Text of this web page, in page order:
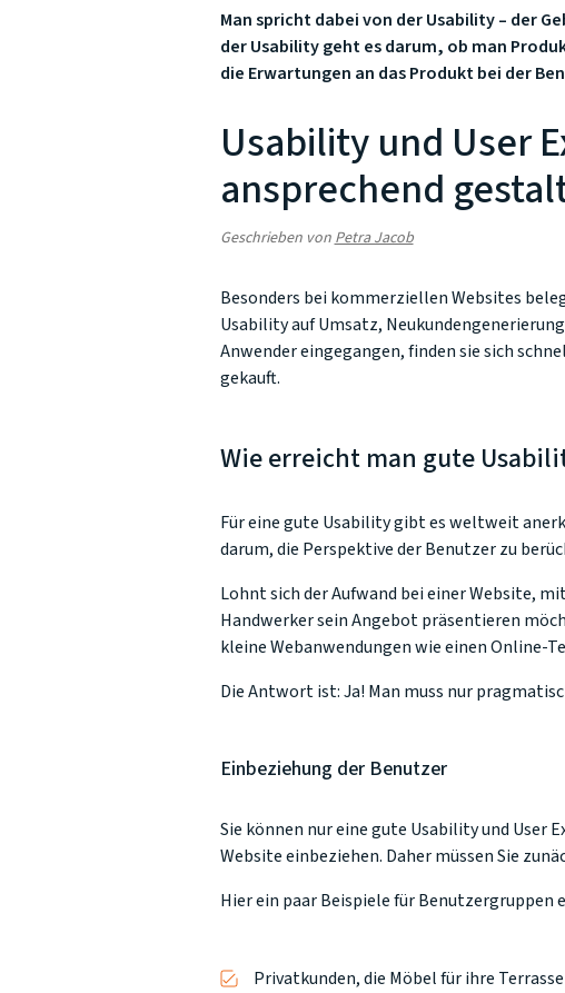
Man spricht dabei von der Usability – der
der Usability geht es darum, ob man
die Erwartungen an das Produkt bei der
Usability und User
ansprechend
Geschrieben vonPetra Jacob
Besonders bei kommerziellen Websites
Usability auf Umsatz,
Anwender eingegangen, finden sie sich
gekauft.
Wie erreicht man gute
Für eine gute Usability gibt es weltweit
darum, die Perspektive der Benutzer zu
Lohnt sich der Aufwand bei einer Website,
Handwerker sein Angebot präsentieren
kleine Webanwendungen wie einen Online-
Die Antwort ist: Ja! Man muss nur
Einbeziehung der Benutzer
Sie können nur eine gute Usability und User
Website einbeziehen. Daher müssen Sie
Hier ein paar Beispiele für Benutzergruppen
Privatkunden, die Möbel für ihre